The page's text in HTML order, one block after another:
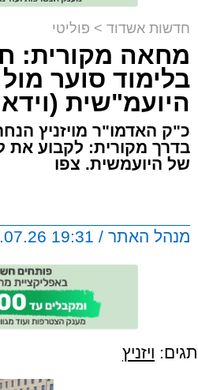
חדשות אשדוד > פוליטי
מחאה מקורית:
בלימוד סוער
היועמ"שית
כ"ק האדמו"ר מויזניץ
בדרך מקורית: לקבוע את
של היועמשית. צפו
מנהל האתר / 19:31 01.07.26
תגים: ויזניץ